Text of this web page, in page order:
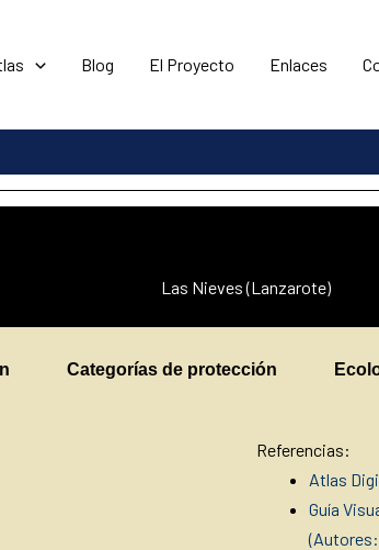
Blog El Proyecto Enlaces
Las Nieves (Lanzarote)
Categorías de protección
Referencias:
Atlas
Guía
(Autores: